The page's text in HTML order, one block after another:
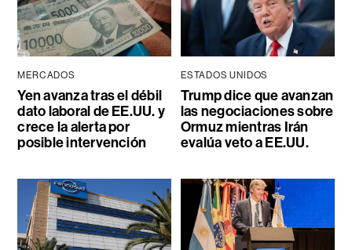
MERCADOS
Yen avanza tras el débil
dato laboral de EE.UU. y
crece la alerta por
posible intervención
ESTADOS UNIDOS
Trump dice que avanzan
las negociaciones sobre
Ormuz mientras Irán
evalúa veto a EE.UU.